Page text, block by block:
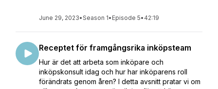
June 29, 2023•Season 1• Episode 5• 42:19
Receptet för framgångsrika inköpsteam
Hur är det att arbeta som inköpare och
inköpskonsult idag och hur har inköparens roll
förändrats genom åren? I detta avsnitt pratar vi om